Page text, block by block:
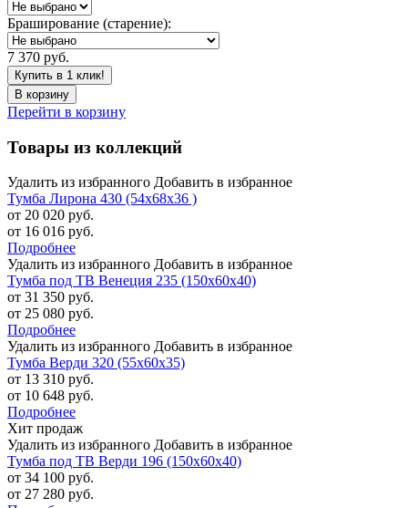
Браширование (старение):
7 370 руб.
Купить в 1 клик!
В корзину
Перейти в корзину
Товары из коллекций
Удалить из избранного Добавить в избранное
Тумба Лирона 430 (54х68х36 )
от 20 020 руб.
от 16 016 руб.
Подробнее
Удалить из избранного Добавить в избранное
Тумба под ТВ Венеция 235 (150х60х40)
от 31 350 руб.
от 25 080 руб.
Подробнее
Удалить из избранного Добавить в избранное
Тумба Верди 320 (55х60х35)
от 13 310 руб.
от 10 648 руб.
Подробнее
Хит продаж
Удалить из избранного Добавить в избранное
Тумба под ТВ Верди 196 (150х60х40)
от 34 100 руб.
от 27 280 руб.